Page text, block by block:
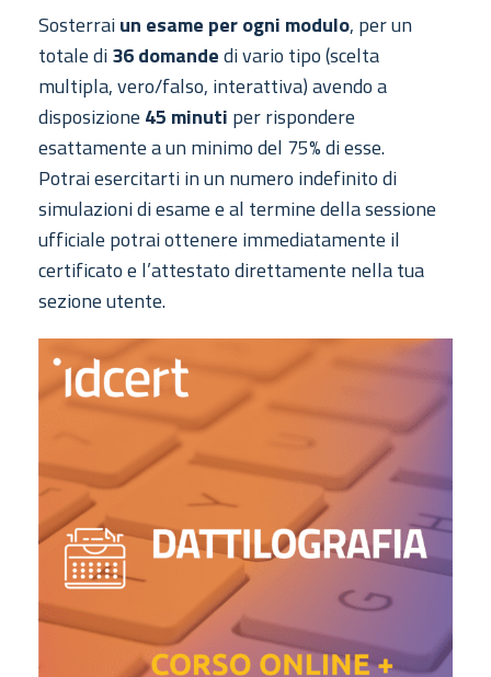
Sosterraiun esame per ogni modulo, per un
totale di36 domandedi vario tipo (scelta
multipla, vero/falso, interattiva) avendo a
disposizione 45 minuti per rispondere
esattamente a un minimo del 75% di esse.
Potrai esercitarti in un numero indefinito di
simulazioni di esame e al termine della sessione
ufficiale potrai ottenere immediatamente il
certificato e l’attestato direttamente nella tua
sezione utente.